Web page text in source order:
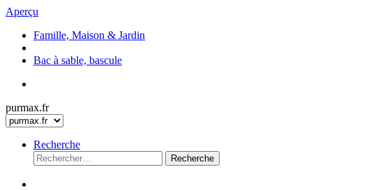
Aperçu
Famille, Maison & Jardin
Bac à sable, bascule
purmax.fr
Recherche
Recherche